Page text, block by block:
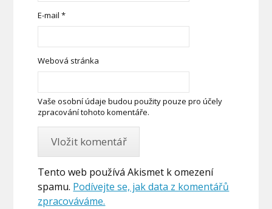
E-mail*
Webová stránka
Vaše osobní údaje budou použity pouze pro účely
zpracování tohoto komentáře.
Tento web používá Akismet k omezení
spamu. Podívejte se, jak data z komentářů
zpracováváme.